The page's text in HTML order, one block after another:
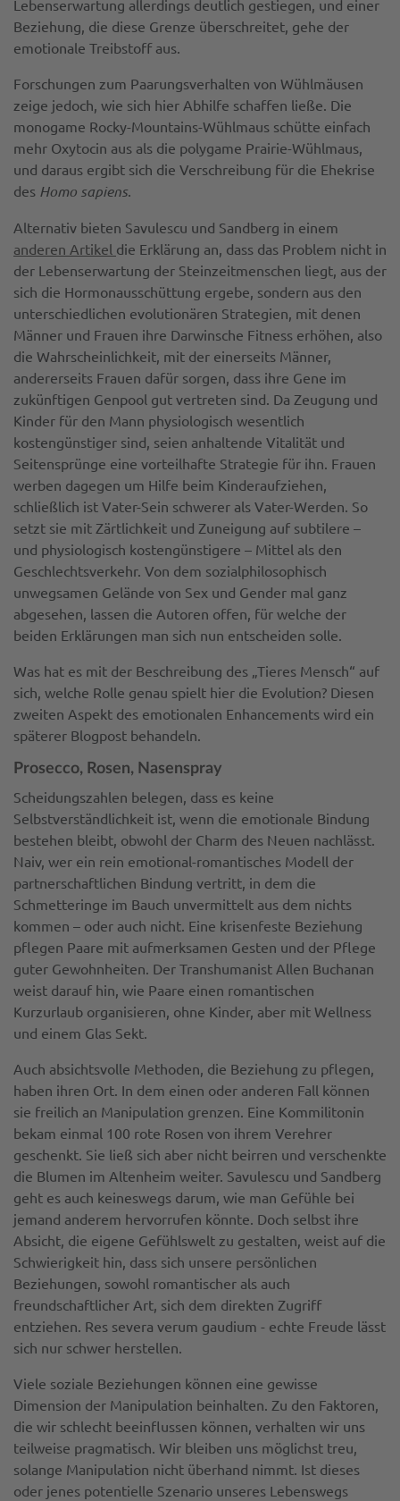
Lebenserwartung allerdings deutlich gestiegen, und einer
Beziehung, die diese Grenze überschreitet, gehe der
emotionale Treibstoff aus.
Forschungen zum Paarungsverhalten von Wühlmäusen
zeige jedoch, wie sich hier Abhilfe schaffen ließe. Die
monogame Rocky-Mountains-Wühlmaus schütte einfach
mehr Oxytocin aus als die polygame Prairie-Wühlmaus,
und daraus ergibt sich die Verschreibung für die Ehekrise
des Homo sapiens
Alternativ bieten Savulescu und Sandberg in einem
anderen Artikel die Erklärung an, dass das Problem nicht in
der Lebenserwartung der Steinzeitmenschen liegt, aus der
sich die Hormonausschüttung ergebe, sondern aus den
unterschiedlichen evolutionären Strategien, mit denen
Männer und Frauen ihre Darwinsche Fitness erhöhen, also
die Wahrscheinlichkeit, mit der einerseits Männer,
andererseits Frauen dafür sorgen, dass ihre Gene im
zukünftigen Genpool gut vertreten sind. Da Zeugung und
Kinder für den Mann physiologisch wesentlich
kostengünstiger sind, seien anhaltende Vitalität und
Seitensprünge eine vorteilhafte Strategie für ihn. Frauen
werben dagegen um Hilfe beim Kinderaufziehen,
schließlich ist Vater-Sein schwerer als Vater-Werden. So
setzt sie mit Zärtlichkeit und Zuneigung auf subtilere –
und physiologisch kostengünstigere – Mittel als den
Geschlechtsverkehr. Von dem sozialphilosophisch
unwegsamen Gelände von Sex und Gender mal ganz
abgesehen, lassen die Autoren offen, für welche der
beiden Erklärungen man sich nun entscheiden solle.
Was hat es mit der Beschreibung des „Tieres Mensch“ auf
sich, welche Rolle genau spielt hier die Evolution? Diesen
zweiten Aspekt des emotionalen Enhancements wird ein
späterer Blogpost behandeln.
Prosecco, Rosen, Nasenspray
Scheidungszahlen belegen, dass es keine
Selbstverständlichkeit ist, wenn die emotionale Bindung
bestehen bleibt, obwohl der Charm des Neuen nachlässt.
Naiv, wer ein rein emotional-romantisches Modell der
partnerschaftlichen Bindung vertritt, in dem die
Schmetteringe im Bauch unvermittelt aus dem nichts
kommen – oder auch nicht. Eine krisenfeste Beziehung
pflegen Paare mit aufmerksamen Gesten und der Pflege
guter Gewohnheiten. Der Transhumanist Allen Buchanan
weist darauf hin, wie Paare einen romantischen
Kurzurlaub organisieren, ohne Kinder, aber mit Wellness
und einem Glas Sekt.
Auch absichtsvolle Methoden, die Beziehung zu pflegen,
haben ihren Ort. In dem einen oder anderen Fall können
sie freilich an Manipulation grenzen. Eine Kommilitonin
bekam einmal 100 rote Rosen von ihrem Verehrer
geschenkt. Sie ließ sich aber nicht beirren und verschenkte
die Blumen im Altenheim weiter. Savulescu und Sandberg
geht es auch keineswegs darum, wie man Gefühle bei
jemand anderem hervorrufen könnte. Doch selbst ihre
Absicht, die eigene Gefühlswelt zu gestalten, weist auf die
Schwierigkeit hin, dass sich unsere persönlichen
Beziehungen, sowohl romantischer als auch
freundschaftlicher Art, sich dem direkten Zugriff
entziehen. Res severa verum gaudium - echte Freude lässt
sich nur schwer herstellen.
Viele soziale Beziehungen können eine gewisse
Dimension der Manipulation beinhalten. Zu den Faktoren,
die wir schlecht beeinflussen können, verhalten wir uns
teilweise pragmatisch. Wir bleiben uns möglichst treu,
solange Manipulation nicht überhand nimmt. Ist dieses
oder jenes potentielle Szenario unseres Lebenswegs